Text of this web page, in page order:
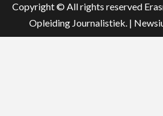
Copyright © All rights reserved
Opleiding Journalistiek. |